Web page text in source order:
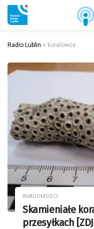
Radio Lublin > koralowce
WIADOMOŚCI
Skamieniałe
przesyłkach